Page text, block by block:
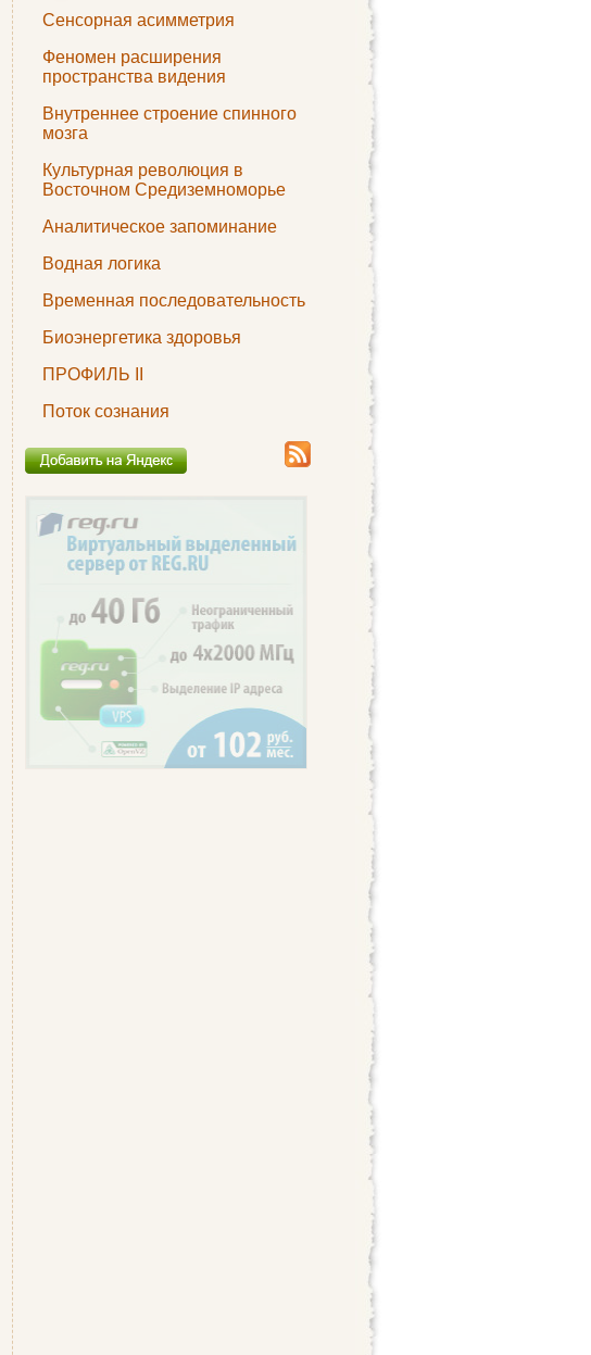
Сенсорная асимметрия
Феномен расширения
пространства видения
Внутреннее строение спинного
мозга
Культурная революция в
Восточном Средиземноморье
Аналитическое запоминание
Водная логика
Временная последовательность
Биоэнергетика здоровья
ПРОФИЛЬ II
Поток сознания